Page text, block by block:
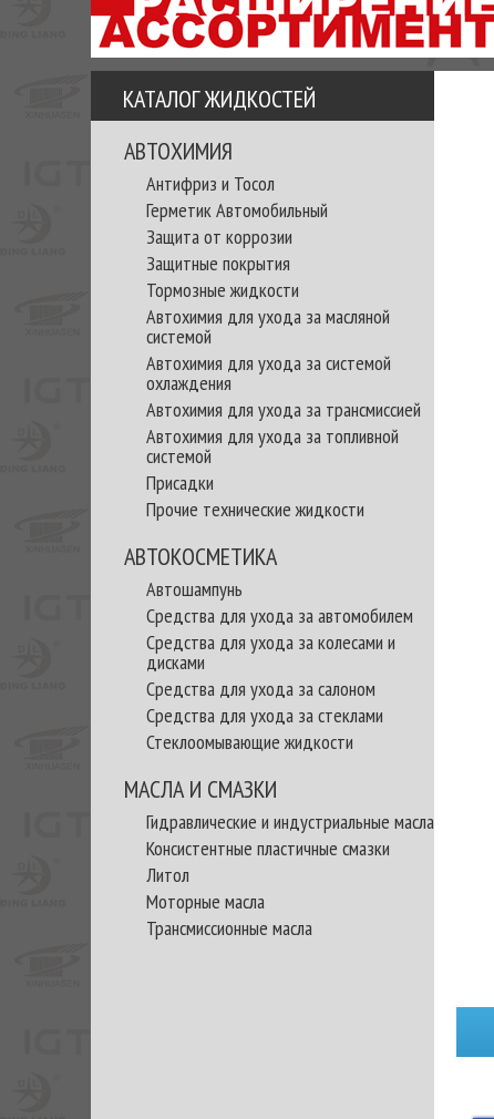
КАТАЛОГ ЖИДКОСТЕЙ
АВТОХИМИЯ
Антифриз и Тосол
Герметик Автомобильный
Защита от коррозии
Защитные покрытия
Тормозные жидкости
Автохимия для ухода за масляной
системой
Автохимия для ухода за системой
охлаждения
Автохимия для ухода за трансмиссией
Автохимия для ухода за топливной
системой
Присадки
Прочие технические жидкости
АВТОКОСМЕТИКА
Автошампунь
Средства для ухода за автомобилем
Средства для ухода за колесами и
дисками
Средства для ухода за салоном
Средства для ухода за стеклами
Стеклоомывающие жидкости
МАСЛА И СМАЗКИ
Гидравлические и индустриальные масла
Консистентные пластичные смазки
Литол
Моторные масла
Трансмиссионные масла